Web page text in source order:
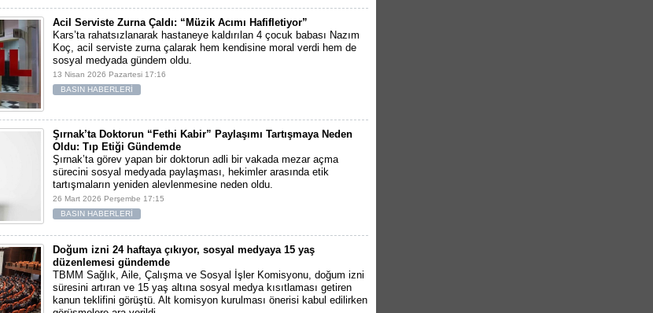
Acil Serviste Zurna Çaldı: “Müzik Acımı Hafifletiyor”
Kars’ta rahatsızlanarak hastaneye kaldırılan 4 çocuk babası Nazım
Koç, acil serviste zurna çalarak hem kendisine moral verdi hem de
sosyal medyada gündem oldu.
13 Nisan 2026 Pazartesi 17:16
BASIN HABERLERİ
Şırnak’ta Doktorun “Fethi Kabir” Paylaşımı Tartışmaya Neden
Oldu: Tıp Etiği Gündemde
Şırnak’ta görev yapan bir doktorun adli bir vakada mezar açma
sürecini sosyal medyada paylaşması, hekimler arasında etik
tartışmaların yeniden alevlenmesine neden oldu.
26 Mart 2026 Perşembe 17:15
BASIN HABERLERİ
Doğum izni 24 haftaya çıkıyor, sosyal medyaya 15 yaş
düzenlemesi gündemde
TBMM Sağlık, Aile, Çalışma ve Sosyal İşler Komisyonu, doğum izni
süresini artıran ve 15 yaş altına sosyal medya kısıtlaması getiren
kanun teklifini görüştü. Alt komisyon kurulması önerisi kabul edilirken